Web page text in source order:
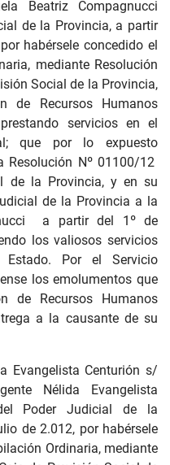
Beatriz Compagnucci
de la Provincia, a partir
habérsele concedido el
mediante Resolución
Social de la Provincia,
de Recursos Humanos
servicios en el
que por lo expuesto
Resolución Nº 01100/12
de la Provincia, y en su
de la Provincia a la
a partir del 1º de
los valiosos servicios
Por el Servicio
los emolumentos que
de Recursos Humanos
a la causante de su
Evangelista Centurión s/
Nélida Evangelista
Poder Judicial de la
de 2.012, por habérsele
Ordinaria, mediante